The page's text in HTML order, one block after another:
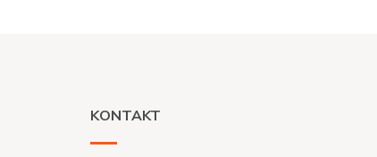
KONTAKT